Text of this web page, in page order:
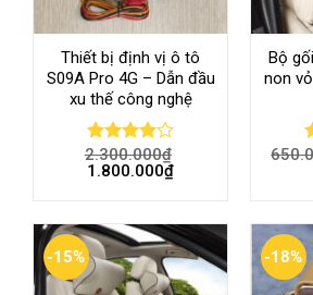
Thiết bị định vị ô tô
S09A Pro 4G – Dẫn đầu
xu thế công nghệ
Rated
4.00out
2.300.000₫
1.800.000₫
Bộ
non
-15% -18%